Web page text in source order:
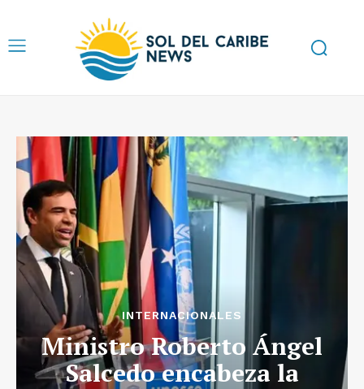
INTERNACIONALES
Ministro Roberto Ángel
Salcedo encabeza la